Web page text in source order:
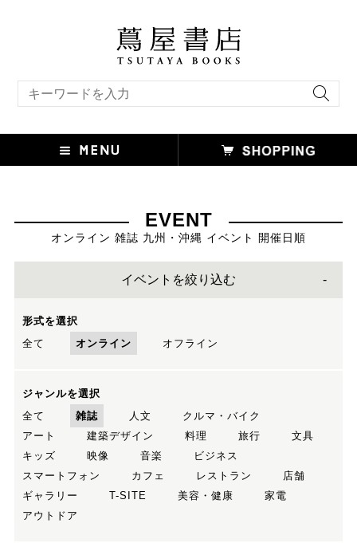
EVENT
オンライン 雑誌 九州・沖縄 イベント 開催日順
イベントを絞り込む
形式を選択
全て
オンライン オフライン
ジャンルを選択
全て
雑誌 人文
クルマ・バイク
アート
建築デザイン 料理 旅行
文具
キッズ
映像 音楽
ビジネス
スマートフォン
カフェ レストラン
店舗
ギャラリー
T-SITE 美容・健康
家電
アウトドア